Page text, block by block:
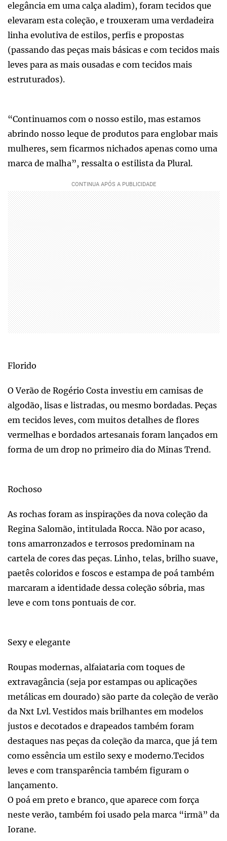
elegância em uma calça aladim), foram tecidos que
elevaram esta coleção, e trouxeram uma verdadeira
linha evolutiva de estilos, perfis e propostas
(passando das peças mais básicas e com tecidos mais
leves para as mais ousadas e com tecidos mais
estruturados).
“Continuamos com o nosso estilo, mas estamos
abrindo nosso leque de produtos para englobar mais
mulheres, sem ficarmos nichados apenas como uma
marca de malha”, ressalta o estilista da Plural.
Florido
O Verão de Rogério Costa investiu em camisas de
algodão, lisas e listradas, ou mesmo bordadas. Peças
em tecidos leves, com muitos detalhes de flores
vermelhas e bordados artesanais foram lançados em
forma de um drop no primeiro dia do Minas Trend.
Rochoso
As rochas foram as inspirações da nova coleção da
Regina Salomão, intitulada Rocca. Não por acaso,
tons amarronzados e terrosos predominam na
cartela de cores das peças. Linho, telas, brilho suave,
paetês coloridos e foscos e estampa de poá também
marcaram a identidade dessa coleção sóbria, mas
leve e com tons pontuais de cor.
Sexy e elegante
Roupas modernas, alfaiataria com toques de
extravagância (seja por estampas ou aplicações
metálicas em dourado) são parte da coleção de verão
da Nxt Lvl. Vestidos mais brilhantes em modelos
justos e decotados e drapeados também foram
destaques nas peças da coleção da marca, que já tem
como essência um estilo sexy e moderno.Tecidos
leves e com transparência também figuram o
lançamento.
O poá em preto e branco, que aparece com força
neste verão, também foi usado pela marca “irmã” da
Iorane.